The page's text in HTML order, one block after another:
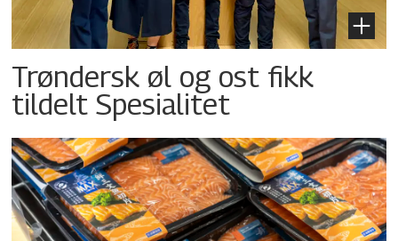
Trøndersk øl og ost fikk
tildelt Spesialitet